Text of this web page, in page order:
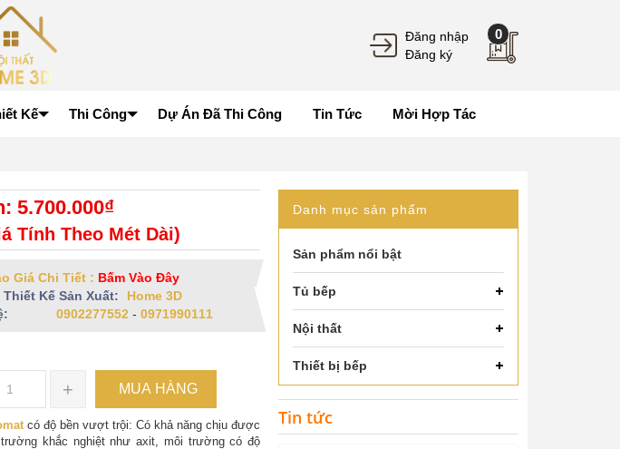
Đăng nhập
Đăng ký
0
Kế Thi Công Dự Án Đã Thi Công Tin Tức Mời Hợp Tác
5.700.000₫
Tính Theo Mét Dài)
Giá Chi Tiết : Bấm Vào Đây
Kế Sản Xuất:
Home 3D
0902277552 -0971990111
+ MUA HÀNG
có độ bền vượt trội: Có khả năng chịu được
khắc nghiệt như axit, môi trường có độ
Danh mục sản phẩm
Sản phẩm nổi bật
Tủ bếp
Nội thất
Thiết bị bếp
Tin tức